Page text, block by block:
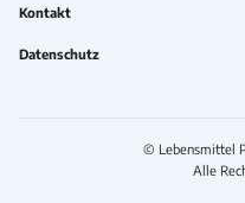
Kontakt
Datenschutz
© Lebensmittel
Alle